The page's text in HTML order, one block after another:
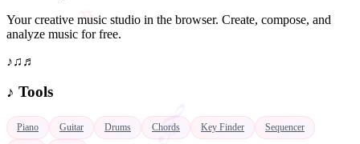
Your creative music studio in the browser. Create, compose, and
analyze music for free.
♪♫ ♬
♪ Tools
Piano Guitar Drums Chords Key Finder Sequencer